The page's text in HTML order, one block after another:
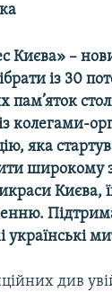
Києва» –
із 30
пам’яток
колегами-
яка
широкому
Києва,
див